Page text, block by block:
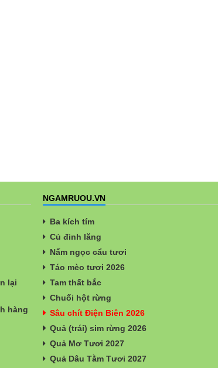
lại
hàng
NGAMRUOU.VN
Ba kích tím
Củ đinh lăng
Nấm ngọc cẩu tươi
Táo mèo tươi 2026
Tam thất bắc
Chuối hột rừng
Sâu chít Điện Biên 2026
Quả (trái) sim rừng 2026
Quả Mơ Tươi 2027
Quả Dâu Tằm Tươi 2027